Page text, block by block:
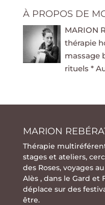
À PROPOS DE
MARION
thérapie
massage
rituels *
MARION
Thérapie
stageset ateliers,
des Roses, voyages
Alès , dans le Gard et
déplace sur des
être.